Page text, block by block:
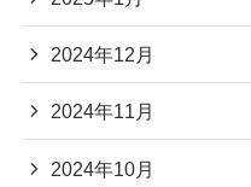
2024年12月
2024年11月
2024年10月